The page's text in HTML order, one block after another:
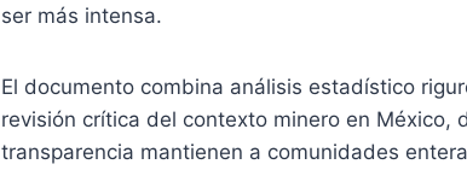
ser más intensa.
El documento combina análisis estadístico
revisión crítica del contexto minero en
transparencia mantienen a comunidades